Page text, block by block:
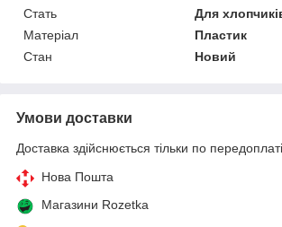
Стать
Для
Матеріал
Пластик
Стан
Новий
Умови доставки
Доставка здійснюється тільки по передоплаті.
Нова Пошта
Магазини Rozetka